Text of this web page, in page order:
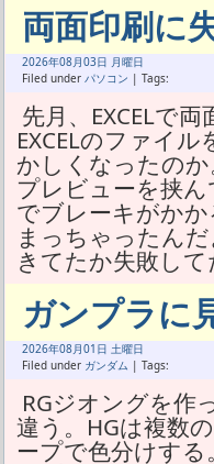
両面印刷に
2026年08月03日 月曜日
Filed under パソコン | Tags:
先月、EXCELで
EXCELのファイ
かしくなったの
プレビューを挟
でブレーキがか
まっちゃったん
きてたか失敗し
ガンプラに
2026年08月01日 土曜日
Filed under ガンダム | Tags:
RGジオングを作
違う。HGは複数
ープで色分けす